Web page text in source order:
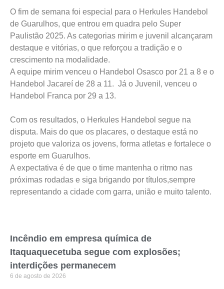
O fim de semana foi especial para o Herkules Handebol
de Guarulhos, que entrou em quadra pelo Super
Paulistão 2025. As categorias mirim e juvenil alcançaram
destaque e vitórias, o que reforçou a tradição e o
crescimento na modalidade.
A equipe mirim venceu o Handebol Osasco por 21 a 8 e o
Handebol Jacareí de 28 a 11. Já o Juvenil, venceu o
Handebol Franca por 29 a 13.
Com os resultados, o Herkules Handebol segue na
disputa. Mais do que os placares, o destaque está no
projeto que valoriza os jovens, forma atletas e fortalece o
esporte em Guarulhos.
A expectativa é de que o time mantenha o ritmo nas
próximas rodadas e siga brigando por títulos,sempre
representando a cidade com garra, união e muito talento.
Incêndio em empresa química de
Itaquaquecetuba segue com explosões;
interdições permanecem
6 de agosto de 2026